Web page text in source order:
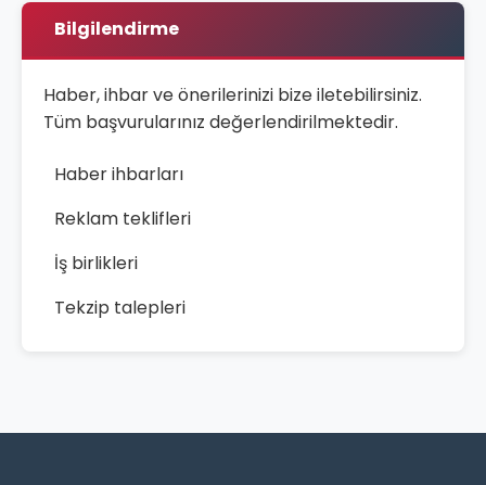
Bilgilendirme
Haber, ihbar ve önerilerinizi bize iletebilirsiniz.
Tüm başvurularınız değerlendirilmektedir.
Haber ihbarları
Reklam teklifleri
İş birlikleri
Tekzip talepleri